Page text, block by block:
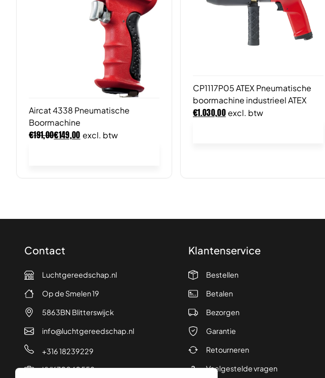
Aircat 4338 Pneumatische
Boormachine
€191,00€149,00 excl. btw
CP1117P05 ATEX Pneumatische
boormachine industrieel ATEX
€1.030,00 excl. btw
Contact
Luchtgereedschap.nl
Op de Smelen 19
5863BN Blitterswijck
info@luchtgereedschap.nl
+316 18239229
KVK 70240558
Klantenservice
Bestellen
Betalen
Bezorgen
Garantie
Retourneren
Veelgestelde vragen